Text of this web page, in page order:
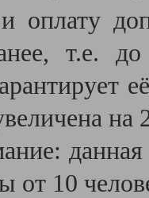
оплату
т.е.
на
данная
от 10